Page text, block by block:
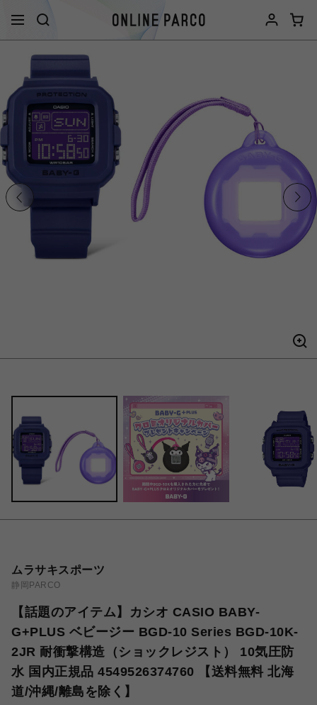
ムラサキスポーツ
静岡PARCO
【話題のアイテム】カシオ CASIO BABY-
G+PLUS ベビージー BGD-10 Series BGD-10K-
2JR 耐衝撃構造（ショックレジスト） 10気圧防
水 国内正規品 4549526374760 【送料無料 北海
道/沖縄/離島を除く】